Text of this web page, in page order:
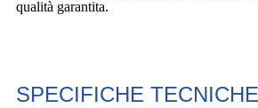
qualità garantita.
SPECIFICHE TECNICHE